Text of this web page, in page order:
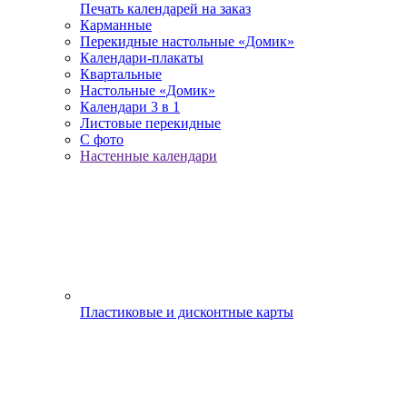
Печать календарей на заказ
Карманные
Перекидные настольные «Домик»
Календари-плакаты
Квартальные
Настольные «Домик»
Календари 3 в 1
Листовые перекидные
С фото
Настенные календари
Пластиковые и дисконтные карты